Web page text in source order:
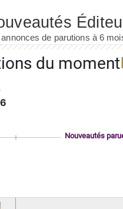
du moment
Nouveautés